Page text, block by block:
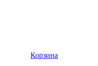
Корзина